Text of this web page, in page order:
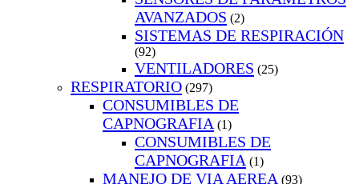
AVANZADOS (2)
SISTEMAS DE RESPIRACIÓN
(92)
VENTILADORES (25)
RESPIRATORIO (297)
CONSUMIBLES DE
CAPNOGRAFIA (1)
CONSUMIBLES DE
CAPNOGRAFIA (1)
MANEJO DE VIA AEREA (93)